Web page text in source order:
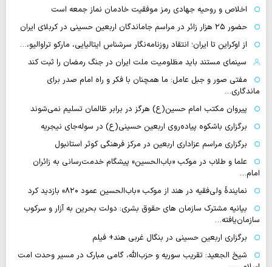
اخلاص و روحیه جهادی رمز موفقیت خادمان نماز جمعه است
حضور ۲۵ هزار زائر در مراسم جاماندگان اربعین حسینی در کربلای ایران
از اوکراین تا ایران؛ انتقاد روزنامه‌نگار سرشناس ایتالیایی، مارکو تراوالیو،…
سینمای مستند باید مظلومیت ملت ایران در جنگ رمضان را ثبت کند
مفتی صور و جبل عامل: ما همچنان با فکر و راه امام صدر برای
ماندگاری…
پیروان مکتب امام حسین(ع) هرگز در برابر ظالمان تسلیم نمی‌شوند
برگزاری باشکوه پیاده‌روی اربعین حسینی(ع) در سوله‌جای نیجریه
برگزاری مراسم عزاداری اربعین در مرکز فرهنگی کوثر استانبول
علما و طلاب در موکب «باب‌الحسین» پیشگام خدمت‌رسانی به زائران
امام…
نمایندهٔ ولی‌فقیه در هند از موکب «باب‌الحسین عمود ۸۲۰» بازدید کرد
بیانیه مشترک سازمان های حقوق بشری: دولت بحرین به آزار و سرکوب
سازمان‌یافته…
برگزاری اربعین حسینی در بنگال غربی هند+ فیلم
شیخ الجعید: تقریب سوریه و حزب‌الله، گامی مبارک در مسیر وحدت امت